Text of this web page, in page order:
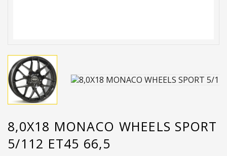
8,0X18 MONACO WHEELS SPORT
5/112 ET45 66,5